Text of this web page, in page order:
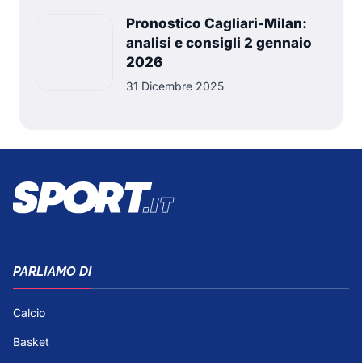
Pronostico Cagliari-Milan:
analisi e consigli 2 gennaio
2026
31 Dicembre 2025
PARLIAMO DI
Calcio
Basket